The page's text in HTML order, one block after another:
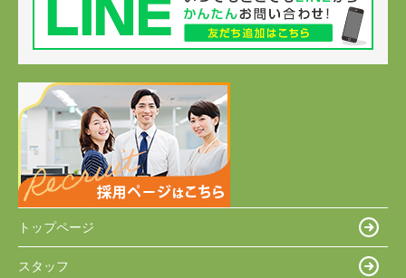
トップページ
スタッフ